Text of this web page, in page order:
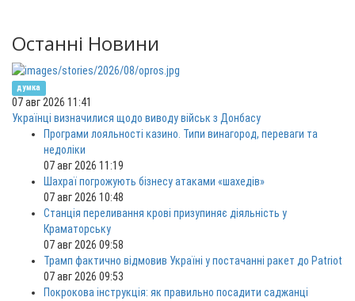
Останні Новини
думка
07 авг 2026 11:41
Українці визначилися щодо виводу військ з Донбасу
Програми лояльності казино. Типи винагород, переваги та
недоліки
07 авг 2026 11:19
Шахраї погрожують бізнесу атаками «шахедів»
07 авг 2026 10:48
Станція переливання крові призупиняє діяльність у
Краматорську
07 авг 2026 09:58
Трамп фактично відмовив Україні у постачанні ракет до Patriot
07 авг 2026 09:53
Покрокова інструкція: як правильно посадити саджанці